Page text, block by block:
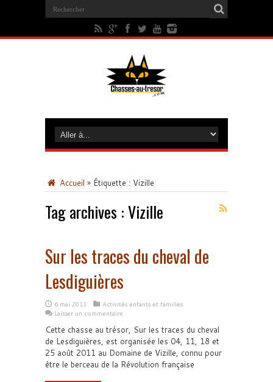
Accueil » Étiquette : Vizille
Tag archives :Vizille
Sur les traces du cheval de
Lesdiguières
6 mai 2011
Activités enfants et familles
Laisser un commentaire
Cette chasse au trésor, Sur les traces du cheval
de Lesdiguières, est organisée les 04, 11, 18 et
25 août 2011 au Domaine de Vizille, connu pour
être le berceau de la Révolution française